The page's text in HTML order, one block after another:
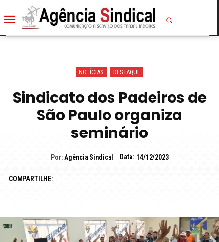
NOTÍCIAS DESTAQUE
Sindicato dos Padeiros de
São Paulo organiza
seminário
Por: Agência Sindical Data: 14/12/2023
COMPARTILHE: